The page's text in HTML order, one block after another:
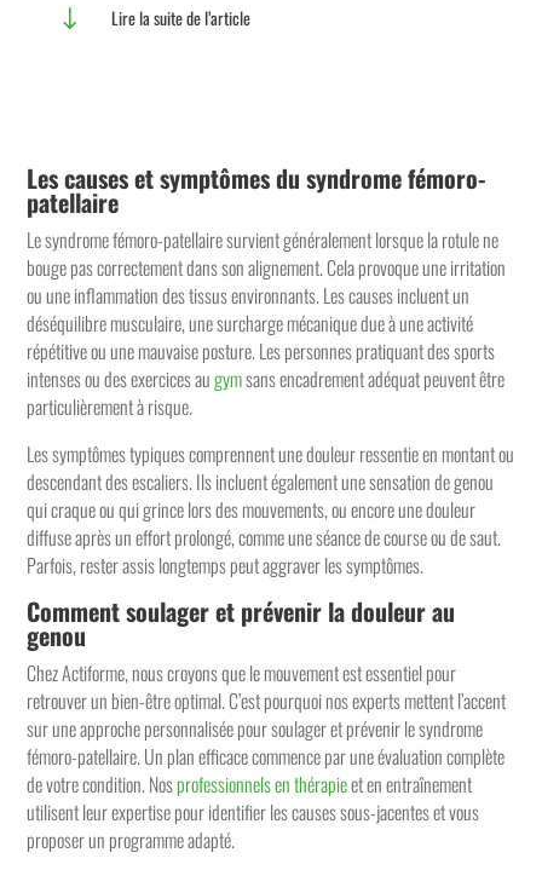
" Lire la suite de l’article
Les causes et symptômes du syndrome fémoro-
patellaire
Le syndrome fémoro-patellaire survient généralement lorsque la rotule ne
bouge pas correctement dans son alignement. Cela provoque une irritation
ou une inflammation des tissus environnants. Les causes incluent un
déséquilibre musculaire, une surcharge mécanique due à une activité
répétitive ou une mauvaise posture. Les personnes pratiquant des sports
intenses ou des exercices augymsans encadrement adéquat peuvent être
particulièrement à risque.
Les symptômes typiques comprennent une douleur ressentie en montant ou
descendant des escaliers. Ils incluent également une sensation de genou
qui craque ou qui grince lors des mouvements, ou encore une douleur
diffuse après un effort prolongé, comme une séance de course ou de saut.
Parfois, rester assis longtemps peut aggraver les symptômes.
Comment soulager et prévenir la douleur au
genou
Chez Actiforme, nous croyons que le mouvement est essentiel pour
retrouver un bien-être optimal. C’est pourquoi nos experts mettent l’accent
sur une approche personnalisée pour soulager et prévenir le syndrome
fémoro-patellaire. Un plan efficace commence par une évaluation complète
de votre condition. Nosprofessionnels en thérapieet en entraînement
utilisent leur expertise pour identifier les causes sous-jacentes et vous
proposer un programme adapté.